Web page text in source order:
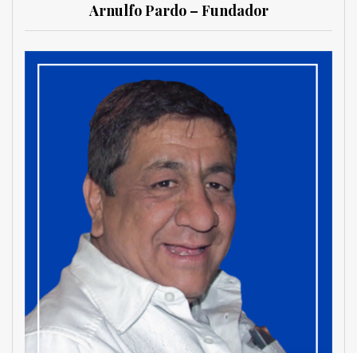
Arnulfo Pardo – Fundador